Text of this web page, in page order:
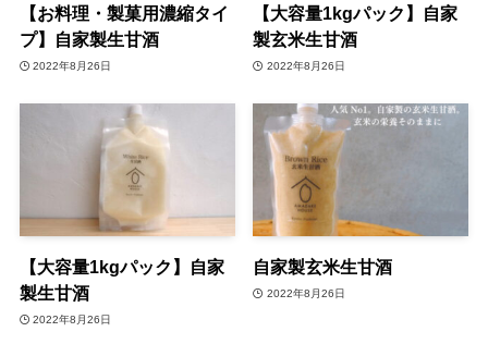
【お料理・製菓用濃縮タイ
プ】自家製生甘酒
2022年8月26日
【大容量1kgパック】自家
製玄米生甘酒
2022年8月26日
【大容量1kgパック】自家
製生甘酒
2022年8月26日
自家製玄米生甘酒
2022年8月26日